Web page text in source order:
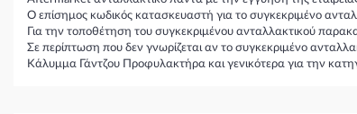
Ο επίσημος κωδικός κατασκευαστή για το συγκεκριμένο
Για την τοποθέτηση του συγκεκριμένου ανταλλακτικού
Σε περίπτωση που δεν γνωρίζεται αν το συγκεκριμένο
Κάλυμμα Γάντζου Προφυλακτήρα και γενικότερα για την